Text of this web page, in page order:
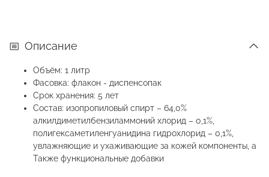
Описание
Объём: 1 литр
Фасовка: флакон - диспенсопак
Срок хранения: 5 лет
Состав: изопропиловый спирт – 64,0%
алкилдиметилбензиламмоний хлорид – 0,1%,
полигексаметиленгуанидина гидрохлорид – 0,1%,
увлажняющие и ухаживающие за кожей компоненты, а
Также функциональные добавки